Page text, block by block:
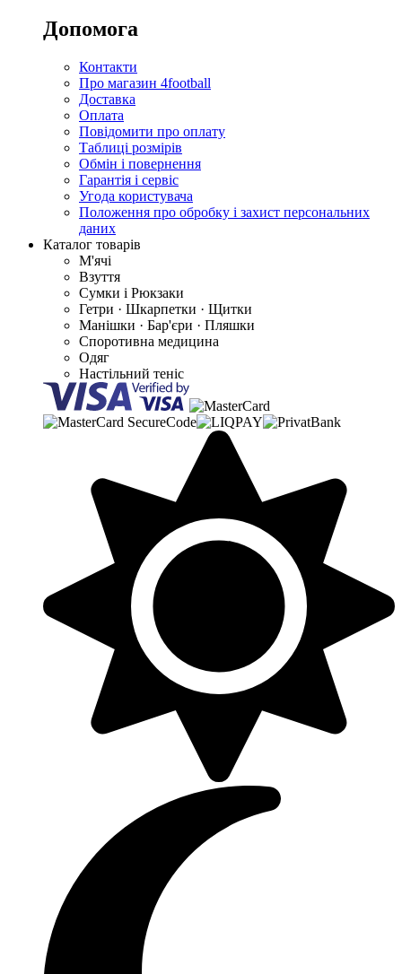
Допомога
Контакти
Про магазин 4football
Доставка
Оплата
Повідомити про оплату
Таблиці розмірів
Обмін і повернення
Гарантія і сервіс
Угода користувача
Положення про обробку і захист персональних
даних
Каталог товарів
М'ячі
Взуття
Сумки і Рюкзаки
Гетри · Шкарпетки · Щитки
Манішки · Бар'єри · Пляшки
Споротивна медицина
Одяг
Настільний теніс